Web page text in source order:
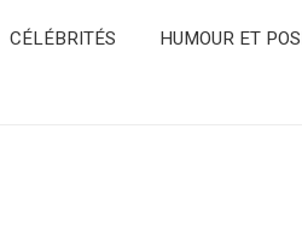
CÉLÉBRITÉS HUMOUR ET